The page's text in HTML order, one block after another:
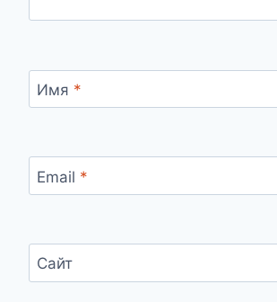
Имя *
Email *
Сайт